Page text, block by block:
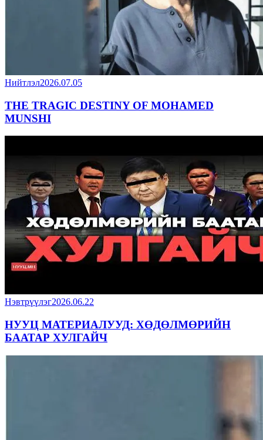
Нийтлэл2026.07.05
THE TRAGIC DESTINY OF MOHAMED
MUNSHI
Нэвтрүүлэг2026.06.22
НУУЦ МАТЕРИАЛУУД: ХӨДӨЛМӨРИЙН
БААТАР ХУЛГАЙЧ